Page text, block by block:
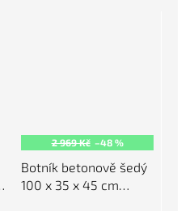
2 969 Kč –48 %
Botník betonově šedý
100 x 35 x 45 cm